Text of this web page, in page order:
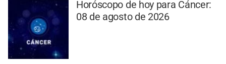
Horóscopo de hoy para Cáncer:
08 de agosto de 2026